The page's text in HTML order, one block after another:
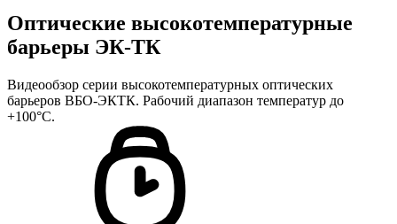
Оптические высокотемпературные
барьеры ЭК-ТК
Видеообзор серии высокотемпературных оптических
барьеров ВБО-ЭКТК. Рабочий диапазон температур до
+100°C.